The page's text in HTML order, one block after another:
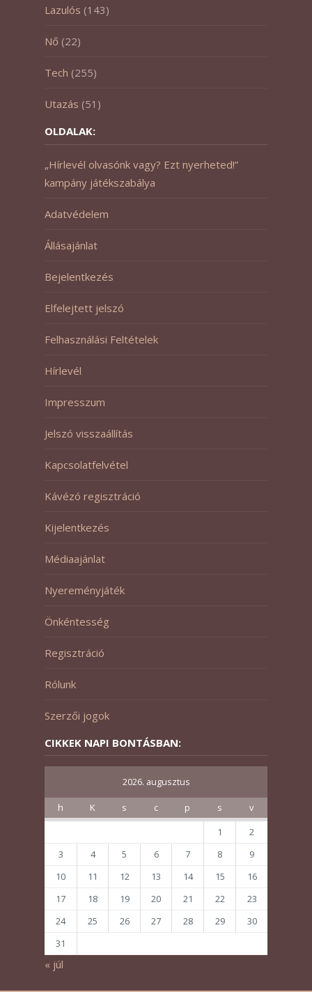
Lazulós (143)
Nő (22)
Tech (255)
Utazás (51)
OLDALAK:
„Hírlevél olvasónk vagy? Ezt nyerheted!”
kampány játékszabálya
Adatvédelem
Állásajánlat
Bejelentkezés
Elfelejtett jelszó
Felhasználási Feltételek
Hírlevél
Impresszum
Jelszó visszaállítás
Kapcsolatfelvétel
Kávézó regisztráció
Kijelentkezés
Médiaajánlat
Nyereményjáték
Önkéntesség
Regisztráció
Rólunk
Szerzői jogok
CIKKEK NAPI BONTÁSBAN:
2026. augusztus
h K s c p s
v
1
2
3
4 5 6 7 8
9
10
11 12 13 14 15
16
17
18 19 20 21 22
23
24
25 26 27 28 29
30
31
« júl